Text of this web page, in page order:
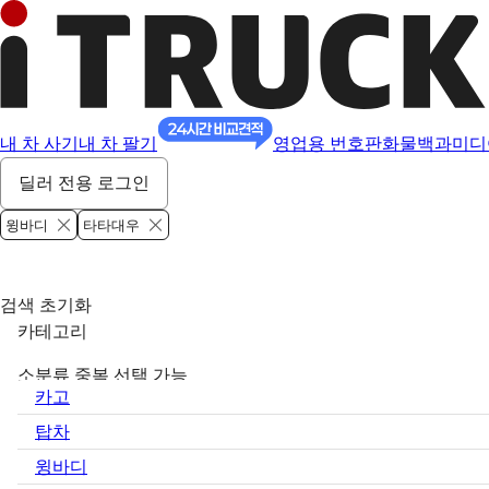
내 차 사기 내 차 팔기 영업용 번호판화물백과미
딜러 전용 로그인
윙바디 타타대우
검색 초기화
카테고리
소분류 중복 선택 가능
카고
탑차
윙바디